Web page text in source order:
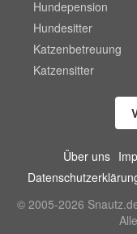
Hundepension
Hundesitter
Katzenbetreuung
Katzensitter
Über uns
© 2005-2026